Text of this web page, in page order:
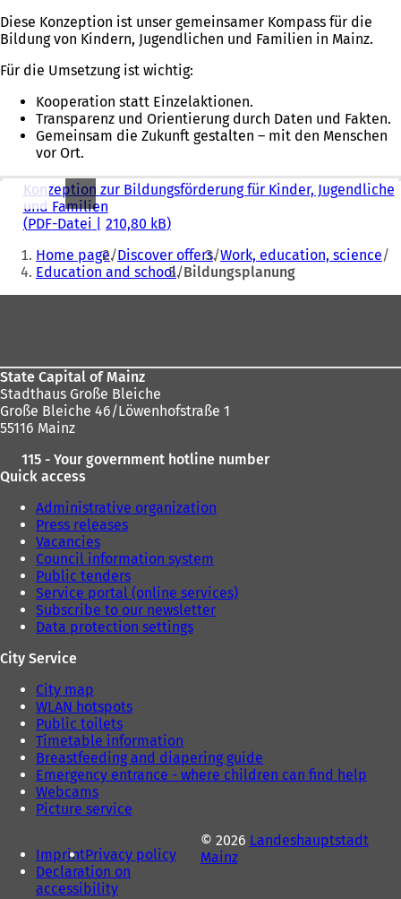
Diese Konzeption ist unser gemeinsamer Kompass für die
Bildung von Kindern, Jugendlichen und Familien in Mainz.
Für die Umsetzung ist wichtig:
Kooperation statt Einzelaktionen.
Transparenz und Orientierung durch Daten und Fakten.
Gemeinsam die Zukunft gestalten – mit den Menschen
vor Ort.
Konzeption zur Bildungsförderung für Kinder, Jugendliche
und Familien
PDF-Datei 210,80 kB
Sie
befinden
sich
Home page Discover offers Work, education, science
Education and school Bildungsplanung
State Capital of Mainz
Stadthaus Große Bleiche
Große Bleiche 46/Löwenhofstraße 1
55116 Mainz
115 - Your government hotline number
Quick access
Administrative organization
Press releases
Vacancies
Council information system
Public tenders
Service portal (online services)
Subscribe to our newsletter
Data protection settings
City Service
City map
WLAN hotspots
Public toilets
Timetable information
Breastfeeding and diapering guide
Emergency entrance - where children can find help
Webcams
Picture service
ImprintPrivacy policy
Declaration on
accessibility
© 2026 Landeshauptstadt
Mainz